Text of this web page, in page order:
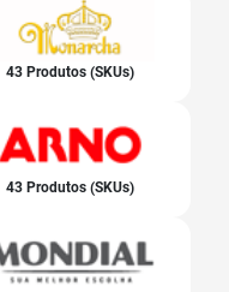
43 Produtos (SKUs)
43 Produtos (SKUs)